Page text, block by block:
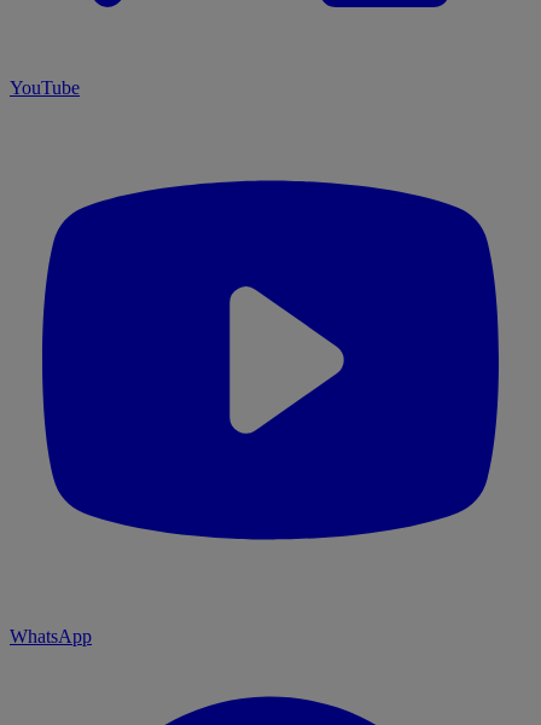
YouTube
WhatsApp